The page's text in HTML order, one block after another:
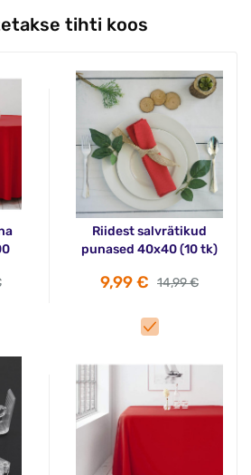
tihti koos
Riidest salvrätikud
punased 40x40 (10 tk)
9,99 € 14,99 €